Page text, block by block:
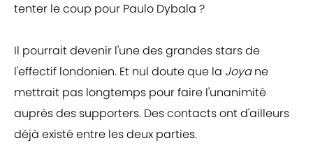
tenter le coup pour Paulo Dybala ?
Il pourrait devenir l'une des grandes stars de
l'effectif londonien. Et nul doute que la Joyane
mettrait pas longtemps pour faire l'unanimité
auprès des supporters. Des contacts ont d'ailleurs
déjà existé entre les deux parties.